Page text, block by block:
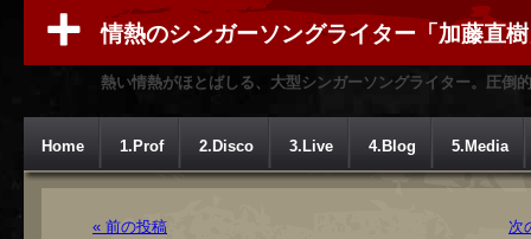
情熱のシンガーソングライター「加藤直
熱い情熱がほとばしる、大型シンガーソングライター。圧倒
Home 1.Prof 2.Disco 3.Live 4.Blog 5.Media
« 前の投稿 次